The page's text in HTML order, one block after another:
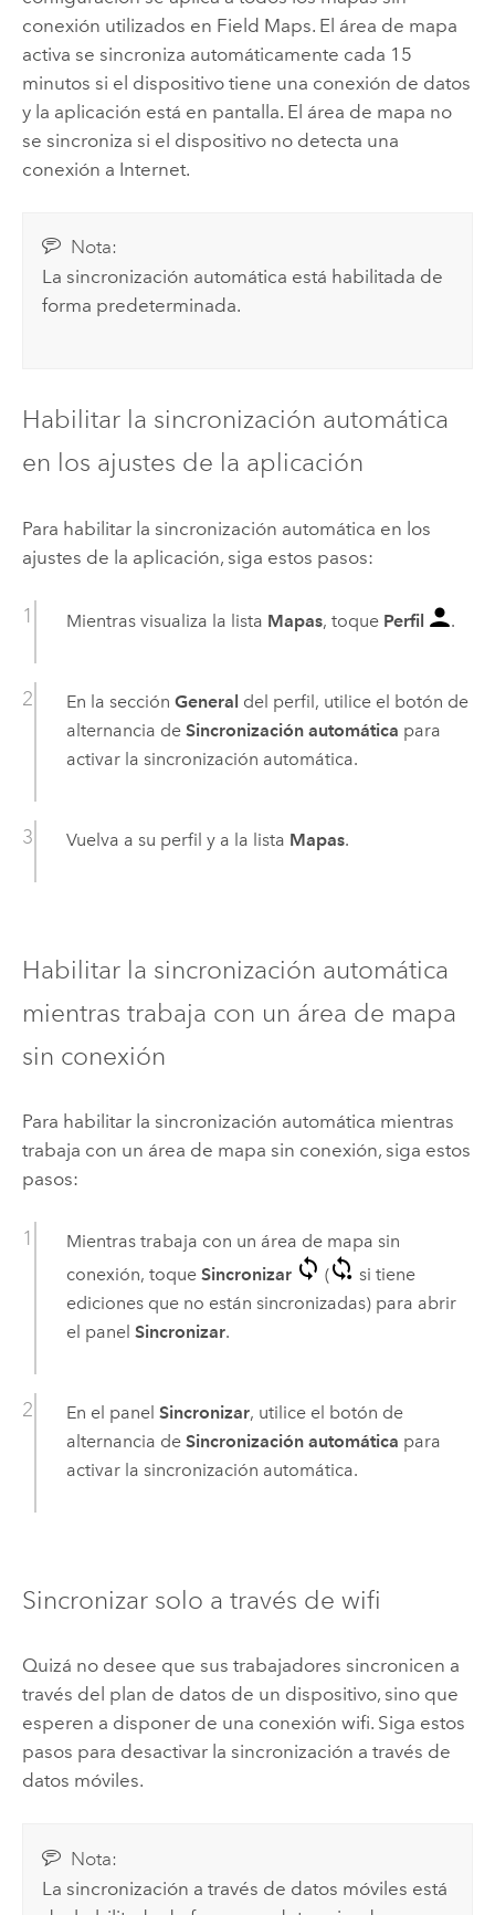
conexión utilizados en Field Maps. El área de mapa
activa se sincroniza automáticamente cada 15
minutos si el dispositivo tiene una conexión de datos
y la aplicación está en pantalla. El área de mapa no
se sincroniza si el dispositivo no detecta una
conexión a Internet.
Nota:
La sincronización automática está habilitada de
forma predeterminada.
Habilitar la sincronización automática
en los ajustes de la aplicación
Para habilitar la sincronización automática en los
ajustes de la aplicación, siga estos pasos:
Mientras visualiza la lista Mapas, toque Perfil .
En la sección General del perfil, utilice el botón de
alternancia de Sincronización automática para
activar la sincronización automática.
Vuelva a su perfil y a la lista Mapas.
Habilitar la sincronización automática
mientras trabaja con un área de mapa
sin conexión
Para habilitar la sincronización automática mientras
trabaja con un área de mapa sin conexión, siga estos
pasos:
Mientras trabaja con un área de mapa sin
conexión, toque Sincronizar (
si tiene
ediciones que no están sincronizadas) para abrir
el panel Sincronizar.
En el panel Sincronizar, utilice el botón de
alternancia de Sincronización automática para
activar la sincronización automática.
Sincronizar solo a través de wifi
Quizá no desee que sus trabajadores sincronicen a
través del plan de datos de un dispositivo, sino que
esperen a disponer de una conexión wifi. Siga estos
pasos para desactivar la sincronización a través de
datos móviles.
Nota:
La sincronización a través de datos móviles está